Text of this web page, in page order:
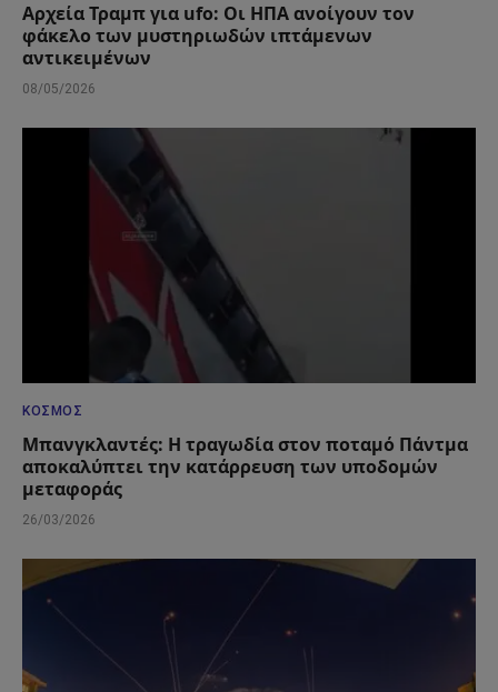
Αρχεία Τραμπ για ufo: Οι ΗΠΑ ανοίγουν τον
φάκελο των μυστηριωδών ιπτάμενων
αντικειμένων
08/05/2026
ΚΌΣΜΟΣ
Μπανγκλαντές: Η τραγωδία στον ποταμό Πάντμα
αποκαλύπτει την κατάρρευση των υποδομών
μεταφοράς
26/03/2026